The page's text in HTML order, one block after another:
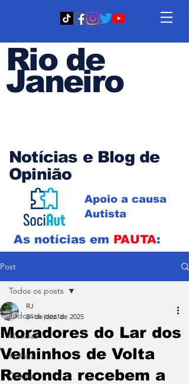
Rio de
Janeiro
Notícias e Blog de
Opinião
Apoio a causa
Autista
As notícias em PAUTA:
Post
Todos os posts
Notícias
Política
Coluna
Todos os posts
Moradores do Lar dos
Velhinhos de Volta
Redonda recebem a
RJ
24 de dez. de 2025